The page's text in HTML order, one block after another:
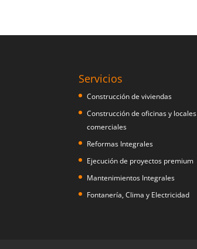
Servicios
Construcción de viviendas
Construcción de oficinas y locales
comerciales
Reformas Integrales
Ejecución de proyectos premium
Mantenimientos Integrales
Fontanería, Clima y Electricidad